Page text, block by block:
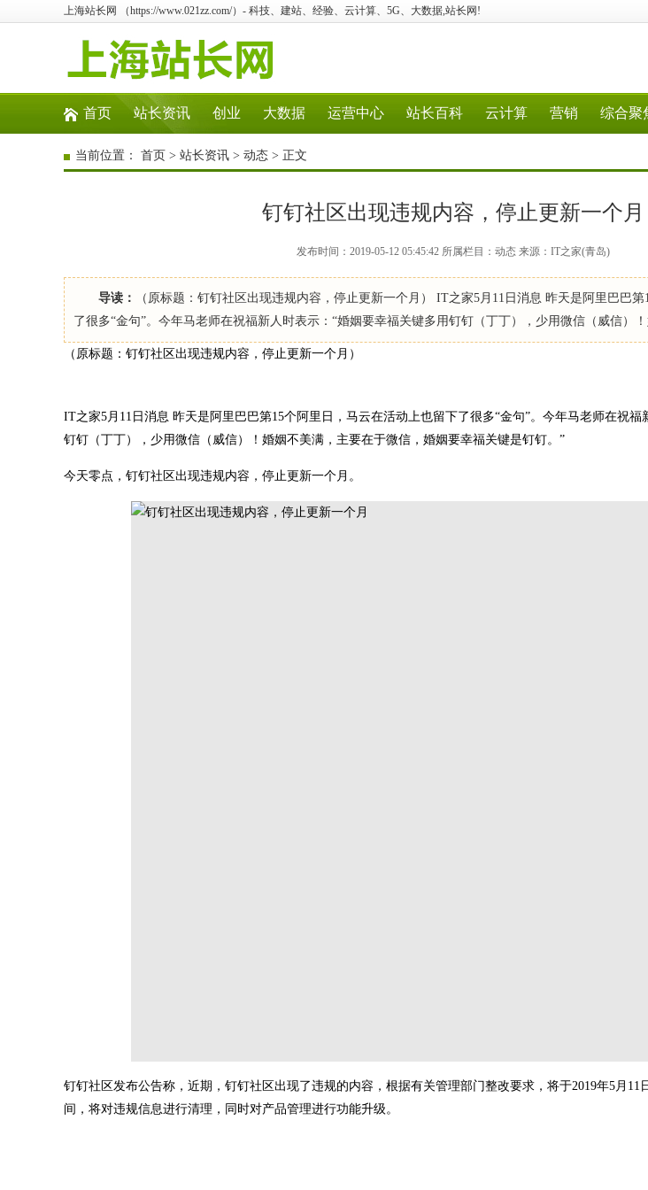
上海站长网 （https://www.021zz.com/）- 科技、建站、经验、云计算、5G、大数据,站长网!
首页 站长资讯 创业 大数据 运营中心 站长百科 云计算 营销 综合聚
当前位置： 首页 > 站长资讯 > 动态 > 正文
钉钉社区出现违规内容，停止更新一个月
发布时间：2019-05-12 05:45:42 所属栏目：动态 来源：IT之家(青岛)
导读：
（原标题：钉钉社区出现违规内容，停止更新一个月） IT之家5月11日消息 昨天是阿里巴巴
了很多“金句”。今年马老师在祝福新人时表示：“婚姻要幸福关键多用钉钉（丁丁），少用微信（威信）
（原标题：钉钉社区出现违规内容，停止更新一个月）
IT之家5月11日消息 昨天是阿里巴巴第15个阿里日，马云在活动上也留下了很多“金句”。今年马老师在祝福
钉钉（丁丁），少用微信（威信）！婚姻不美满，主要在于微信，婚姻要幸福关键是钉钉。”
今天零点，钉钉社区出现违规内容，停止更新一个月。
钉钉社区发布公告称，近期，钉钉社区出现了违规的内容，根据有关管理部门整改要求，将于2019年5月11
间，将对违规信息进行清理，同时对产品管理进行功能升级。